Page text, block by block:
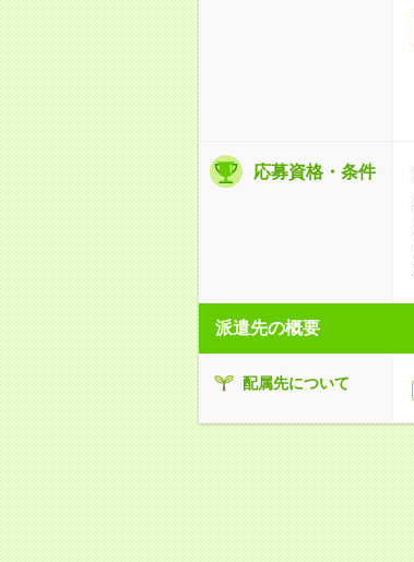
応募資格・条件
派遣先の概要
配属先について